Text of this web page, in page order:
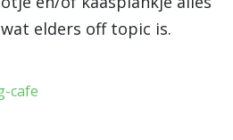
elders off topic is.
cafe